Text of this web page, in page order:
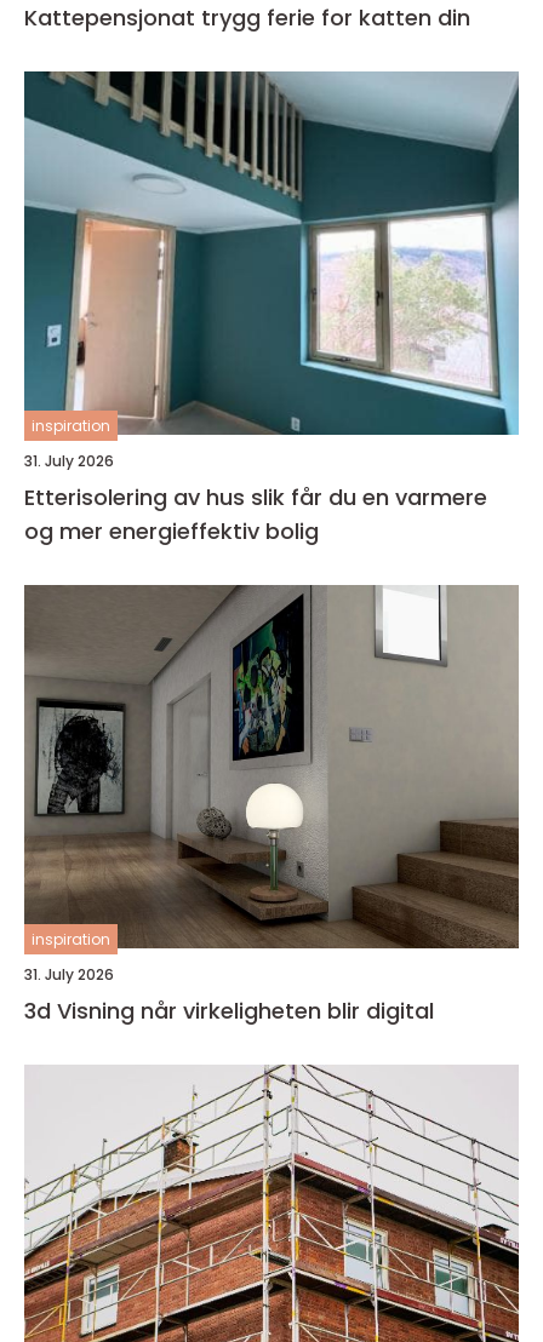
Kattepensjonat trygg ferie for katten din
inspiration
31. July 2026
Etterisolering av hus slik får du en varmere
og mer energieffektiv bolig
inspiration
31. July 2026
3d Visning når virkeligheten blir digital